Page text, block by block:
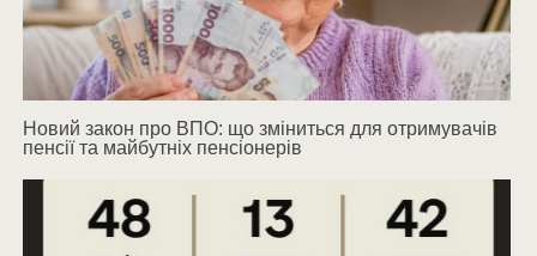
Новий закон про ВПО: що зміниться для отримувачів
пенсії та майбутніх пенсіонерів